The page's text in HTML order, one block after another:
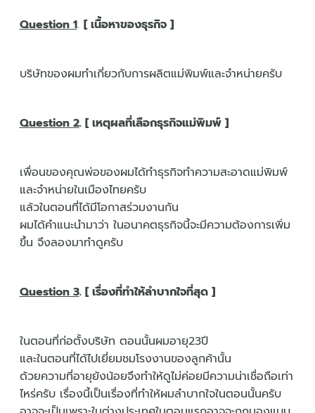
Question 1. [ เนื้อหาของธุรกิจ ]
บริษัทของผมทำเกี่ยวกับการผลิตแม่พิมพ์และจำหน่ายครับ
Question 2. [ เหตุผลที่เลือกธุรกิจแม่พิมพ์ ]
เพื่อนของคุณพ่อของผมได้ทำธุรกิจทำความสะอาดแม่พิมพ์
และจำหน่ายในเมืองไทยครับ
แล้วในตอนที่ได้มีโอกาสร่วมงานกัน
ผมได้คำแนะนำมาว่า ในอนาคตธุรกิจนี้จะมีความต้องการเพิ่ม
ขึ้น จึงลองมาทำดูครับ
Question 3. [ เรื่องที่ทำให้ลำบากใจที่สุด ]
ในตอนที่ก่อตั้งบริษัท ตอนนั้นผมอายุ23ปี
และในตอนที่ได้ไปเยี่ยมชมโรงงานของลูกค้านั้น
ด้วยความที่อายุยังน้อยจึงทำให้ดูไม่ค่อยมีความน่าเชื่อถือเท่า
ไหร่ครับ เรื่องนี้เป็นเรื่องที่ทำให้ผมลำบากใจในตอนนั้นครับ